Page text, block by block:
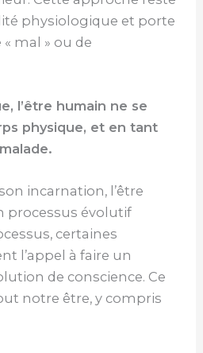
physiologique et porte
mal » ou de
l’être humain ne se
physique, et en tant
incarnation, l’être
processus évolutif
certaines
l’appel à faire un
de conscience. Ce
notre être, y compris